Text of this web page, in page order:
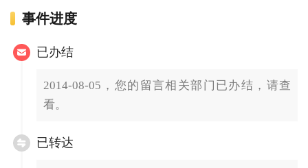
事件进度
已办结
2014-08-05，您的留言相关部门已办结，请查
看。
已转达